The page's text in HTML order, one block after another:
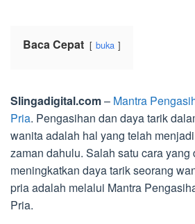
Baca Cepat buka
Slingadigital.com– Mantra
Pria. Pengasihan dan daya tarik
wanita adalah hal yang telah
zaman dahulu. Salah satu cara yang
meningkatkan daya tarik seorang
pria adalah melalui Mantra
Pria.